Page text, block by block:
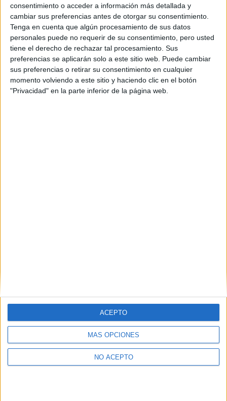
consentimiento o acceder a información más detallada y
cambiar sus preferencias antes de otorgar su consentimiento.
Tenga en cuenta que algún procesamiento de sus datos
personales puede no requerir de su consentimiento, pero usted
tiene el derecho de rechazar tal procesamiento. Sus
preferencias se aplicarán solo a este sitio web. Puede cambiar
sus preferencias o retirar su consentimiento en cualquier
momento volviendo a este sitio y haciendo clic en el botón
"Privacidad" en la parte inferior de la página web.
MÁS OPCIONES
NO ACEPTO
ACEPTO
Quiero saber más →
Automoción
Escuelas del Ave María
Málaga Grado Superior Concertado
Diego de León 47, 28006 Madrid